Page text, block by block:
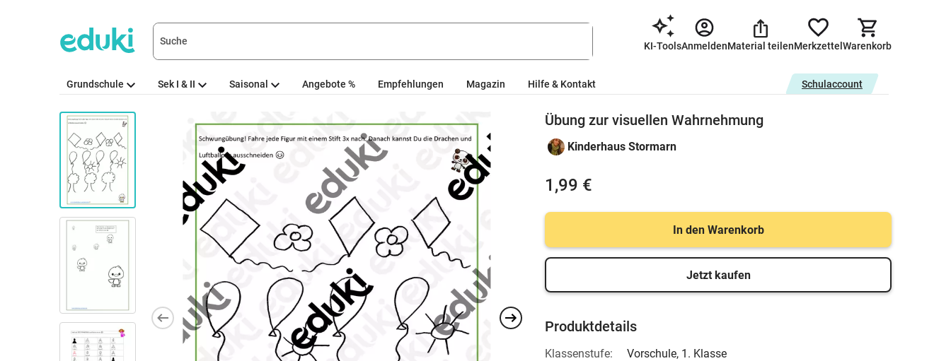
KI-ToolsAnmeldenMaterial teilenMerkzettel Warenkorb
Grundschule Sek I & II Saisonal Angebote % Empfehlungen Magazin Hilfe & Kontakt Schulaccount
Übung zur visuellen Wahrnehmung
Kinderhaus Stormarn
1,99 €
In den Warenkorb
Jetzt kaufen
Produktdetails
Klassenstufe: Vorschule, 1. Klasse